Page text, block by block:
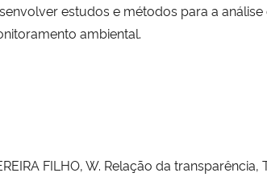
estudos e métodos para a
ambiental.
FILHO, W. Relação da